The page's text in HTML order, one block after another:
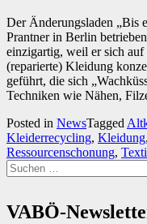
Der Änderungsladen „Bis
Prantner in Berlin
einzigartig, weil er sich auf
(reparierte) Kleidung
geführt, die sich
Techniken wie Nähen,
Posted in NewsTagged
Kleiderrecycling, Kleidung,
Ressourcenschonung,
Suchen
nach:
VABÖ-